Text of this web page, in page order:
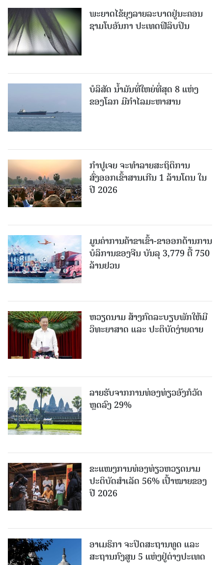
ພະຍາດໄຂ້ຍຸງລາຍລະບາດຢູ່ນະຄອນ
ຊາມໂບ​ອັນກາ ປະເທດຟີລິບປິນ
ບໍລິສັດ ນ້ຳມັນທີ່ໃຫຍ່ທີ່ສຸດ 8 ແຫ່ງ
ຂອງໂລກ ມີກຳໄລມະຫາສານ
ກຳປູເຈຍ ຈະທຳລາຍສະຖິຕິການ
ສົ່ງອອກເຂົ້າສານເກີນ 1 ລ້ານໂຕນ ໃນ
ປີ 2026
ມູນຄ່າການຄ້າຂາເຂົ້າ-ຂາອອກດ້ານການ
ບໍລິການຂອງຈີນ ບັນລຸ 3,779 ຕື້ 750
ລ້ານຢວນ
ຫວຽດນາມ ສ້າງກົດລະບຽບພັກໃຫ້ມີ
ວິທະຍາສາດ ແລະ ປະຕິບັດງ່າຍດາຍ
ລາຍຮັບຈາກການທ່ອງທ່ຽວອັງກໍວັດ
ຫຼດລົງ 29%
ຂະ​ແໜງ​ການ​ທ່ອງ​ທ່ຽວຫວຽດນາມ ​
ປະ​ຕິ​ບັດ​ສຳ​ເລັດ 56% ເປົ້າ​ໝາຍຂອງ
ປີ 2026
ອາເມຣິກາ ຈະປິດສະຖານທູດ ແ​ລະ
ສະຖານກົງສູນ 5 ແຫ່ງ​ຢູ່​ຕ່າງ​ປະ​ເທດ